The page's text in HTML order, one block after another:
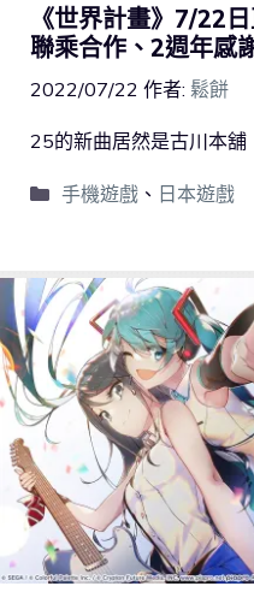
《世界計畫》7/22
聯乘合作、2週年感
2022/07/22 作者: 鬆餅
25的新曲居然是古川本舖
手機遊戲、 日本遊戲